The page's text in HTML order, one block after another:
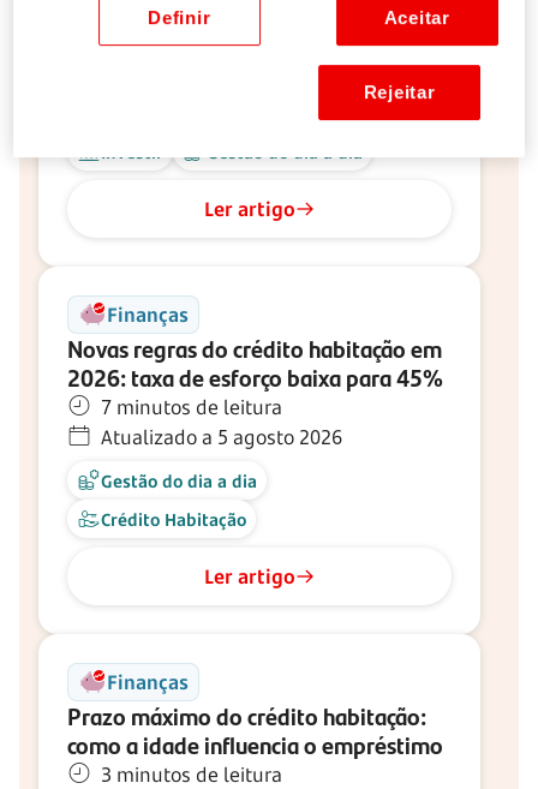
Como investir dinheiro: 7 dicas para
iniciantes
Ler artigo
Finanças
Novas regras do crédito habitação em
2026: taxa de esforço baixa para 45%
7 minutos de leitura
Atualizado a 5 agosto 2026
Gestão do dia a dia
Crédito Habitação
Ler artigo
Finanças
Prazo máximo do crédito habitação:
como a idade influencia o empréstimo
3 minutos de leitura
Aceitar
Definir
Rejeitar